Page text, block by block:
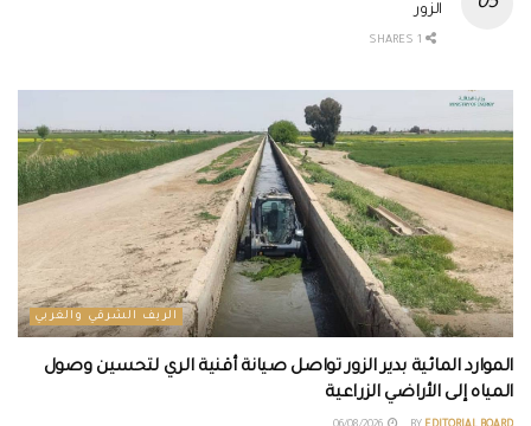
الزور
الريف الشرقي والغربي
الموارد المائية بدير الزور تواصل صيانة أقنية الري لتحسين وصول
المياه إلى الأراضي الزراعية